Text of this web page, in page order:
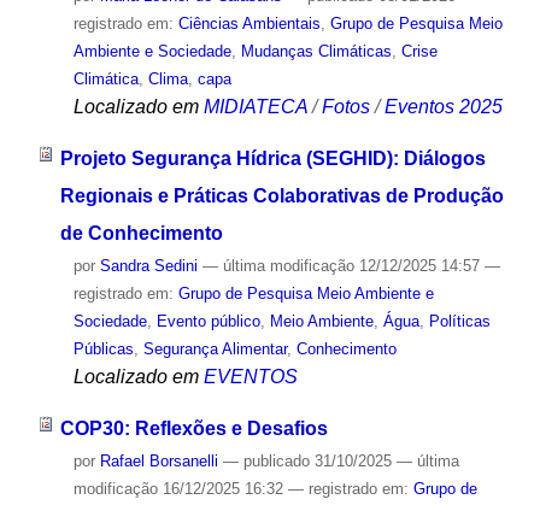
registrado em: Ciências Ambientais, Grupo de Pesquisa Meio
Ambiente e Sociedade, Mudanças Climáticas, Crise
Climática, Clima, capa
Localizado em MIDIATECA /Fotos /Eventos 2025
Projeto Segurança Hídrica (SEGHID): Diálogos
Regionais e Práticas Colaborativas de Produção
de Conhecimento
por Sandra Sedini — última modificação12/12/2025 14:57 —
registrado em: Grupo de Pesquisa Meio Ambiente e
Sociedade, Evento público, Meio Ambiente, Água, Políticas
Públicas, Segurança Alimentar, Conhecimento
Localizado em EVENTOS
COP30: Reflexões e Desafios
por Rafael Borsanelli — publicado31/10/2025 — última
modificação16/12/2025 16:32 — registrado em: Grupo de